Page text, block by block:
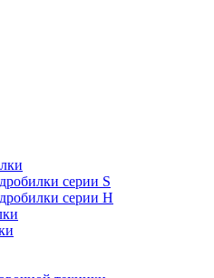
серии S
серии H